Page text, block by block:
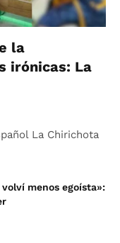
la
irónicas: La
La Chirichota
menos egoísta»: